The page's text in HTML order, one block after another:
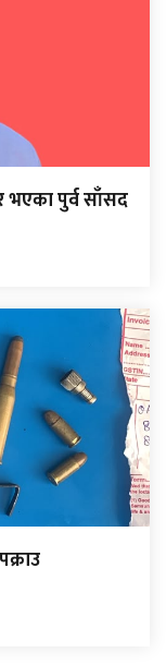
भएका पुर्व साँसद